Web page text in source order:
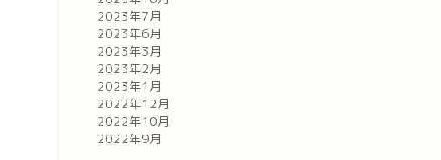
2023年7月
2023年6月
2023年3月
2023年2月
2023年1月
2022年12月
2022年10月
2022年9月